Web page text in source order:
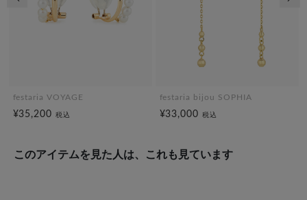
festaria VOYAGE
¥35,200税込
festaria bijou SOPHIA
¥33,000税込
このアイテムを見た人は、これも見ています